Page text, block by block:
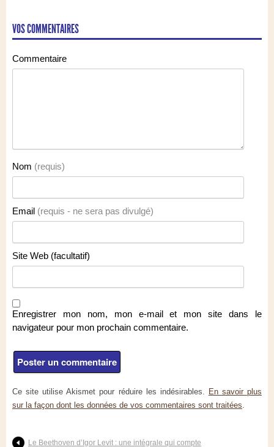
VOS COMMENTAIRES
Commentaire
Nom (requis)
Email (requis - ne sera pas divulgé)
Site Web (facultatif)
Enregistrer mon nom, mon e-mail et mon site dans le
navigateur pour mon prochain commentaire.
Ce site utilise Akismet pour réduire les indésirables. En savoir plus
sur la façon dont les données de vos commentaires sont traitées
Le Beethoven d’Igor Levit : une intégrale qui compte